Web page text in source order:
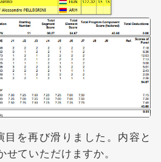
を再び滑りました。内容と
ていただけますか。